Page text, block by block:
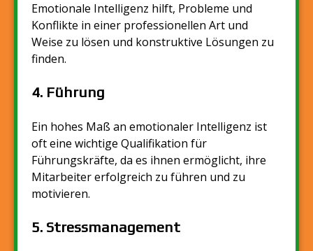
Emotionale Intelligenz hilft, Probleme und
Konflikte in einer professionellen Art und
Weise zu lösen und konstruktive Lösungen zu
finden.
4. Führung
Ein hohes Maß an emotionaler Intelligenz ist
oft eine wichtige Qualifikation für
Führungskräfte, da es ihnen ermöglicht, ihre
Mitarbeiter erfolgreich zu führen und zu
motivieren.
5. Stressmanagement